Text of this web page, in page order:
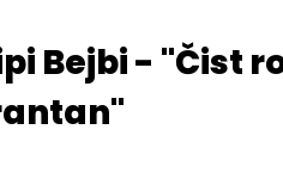
Bejbi - "Čist